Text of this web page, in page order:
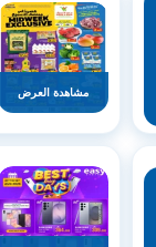
مشاهدة العرض